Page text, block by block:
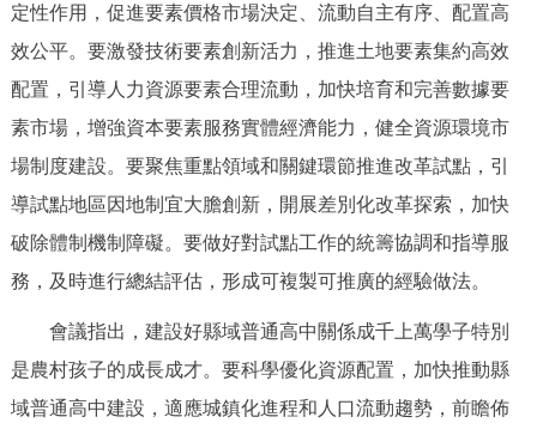
仲介服務 陽光政務
政民互動
12345網上接訴即辦 我要諮詢 我要建議
參與調查 線上訪談 圖説互動
走進北京
北京概況 十六區概覽 人文北京
綠色北京 圖説北京 視頻北京
定性作用，促進要素價格市場決定、流動自主有序、配置高
效公平。要激發技術要素創新活力，推進土地要素集約高效
配置，引導人力資源要素合理流動，加快培育和完善數據要
素市場，增強資本要素服務實體經濟能力，健全資源環境市
場制度建設。要聚焦重點領域和關鍵環節推進改革試點，引
導試點地區因地制宜大膽創新，開展差別化改革探索，加快
破除體制機制障礙。要做好對試點工作的統籌協調和指導服
務，及時進行總結評估，形成可複製可推廣的經驗做法。
會議指出，建設好縣域普通高中關係成千上萬學子特別
是農村孩子的成長成才。要科學優化資源配置，加快推動縣
域普通高中建設，適應城鎮化進程和人口流動趨勢，前瞻佈